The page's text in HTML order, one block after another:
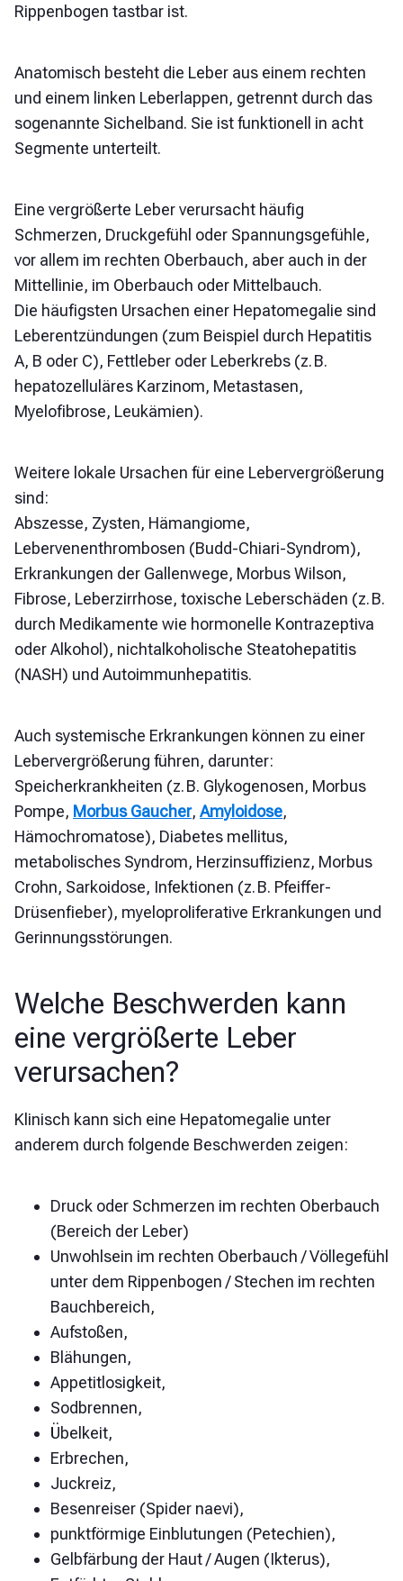
Rippenbogen tastbar ist.
Anatomisch besteht die Leber aus einem rechten
und einem linken Leberlappen, getrennt durch das
sogenannte Sichelband. Sie ist funktionell in acht
Segmente unterteilt.
Eine vergrößerte Leber verursacht häufig
Schmerzen, Druckgefühl oder Spannungsgefühle,
vor allem im rechten Oberbauch, aber auch in der
Mittellinie, im Oberbauch oder Mittelbauch.
Die häufigsten Ursachen einer Hepatomegalie sind
Leberentzündungen (zum Beispiel durch Hepatitis
A, B oder C), Fettleber oder Leberkrebs (z. B.
hepatozelluläres Karzinom, Metastasen,
Myelofibrose, Leukämien).
Weitere lokale Ursachen für eine Lebervergrößerung
sind:
Abszesse, Zysten, Hämangiome,
Lebervenenthrombosen (Budd-Chiari-Syndrom),
Erkrankungen der Gallenwege, Morbus Wilson,
Fibrose, Leberzirrhose, toxische Leberschäden (z. B.
durch Medikamente wie hormonelle Kontrazeptiva
oder Alkohol), nichtalkoholische Steatohepatitis
(NASH) und Autoimmunhepatitis.
Auch systemische Erkrankungen können zu einer
Lebervergrößerung führen, darunter:
Speicherkrankheiten (z. B. Glykogenosen, Morbus
Pompe, Morbus Gaucher, Amyloidose,
Hämochromatose), Diabetes mellitus,
metabolisches Syndrom, Herzinsuffizienz, Morbus
Crohn, Sarkoidose, Infektionen (z. B. Pfeiffer-
Drüsenfieber), myeloproliferative Erkrankungen und
Gerinnungsstörungen.
Welche Beschwerden kann
eine vergrößerte Leber
verursachen?
Klinisch kann sich eine Hepatomegalie unter
anderem durch folgende Beschwerden zeigen:
Druck oder Schmerzen im rechten Oberbauch
(Bereich der Leber)
Unwohlsein im rechten Oberbauch / Völlegefühl
unter dem Rippenbogen / Stechen im rechten
Bauchbereich,
Aufstoßen,
Blähungen,
Appetitlosigkeit,
Sodbrennen,
Übelkeit,
Erbrechen,
Juckreiz,
Besenreiser (Spider naevi),
punktförmige Einblutungen (Petechien),
Gelbfärbung der Haut / Augen (Ikterus),